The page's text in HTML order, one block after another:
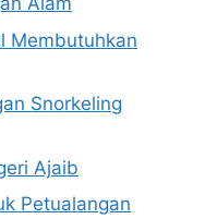
Membutuhkan
Snorkeling
Ajaib
Petualangan